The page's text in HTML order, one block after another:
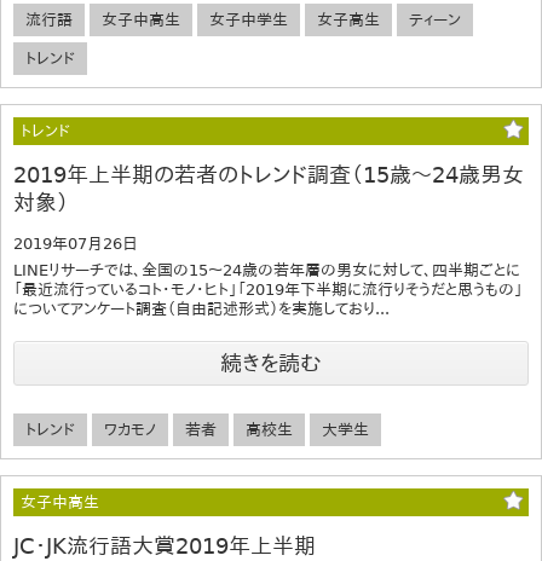
流行語 女子中高生 女子中学生 女子高生 ティーン
トレンド
トレンド
2019年上半期の若者のトレンド調査（15歳～24歳男女
対象）
2019年07月26日
LINEリサーチでは、全国の15～24歳の若年層の男女に対して、四半期ごとに
「最近流行っているコト・モノ・ヒト」「2019年下半期に流行りそうだと思うもの」
についてアンケート調査（自由記述形式）を実施しており...
続きを読む
トレンド ワカモノ 若者 高校生 大学生
女子中高生
JC・JK流行語大賞2019年上半期